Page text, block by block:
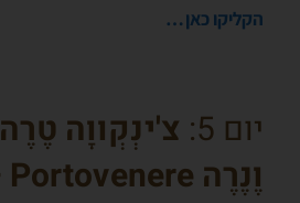
הקליקו כאן…
יום 5: צ'ינְקְווָה טֶרֶה
וֶנֶרֶה Portovenere – שייט וים